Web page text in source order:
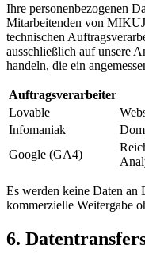
Ihre personenbezogenen
Mitarbeitenden von
technischen
ausschließlich auf unsere
handeln, die ein
Auftragsverarbeiter
Lovable
Infomaniak
Google (GA4)
Es werden keine Daten
kommerzielle Weitergabe
6.